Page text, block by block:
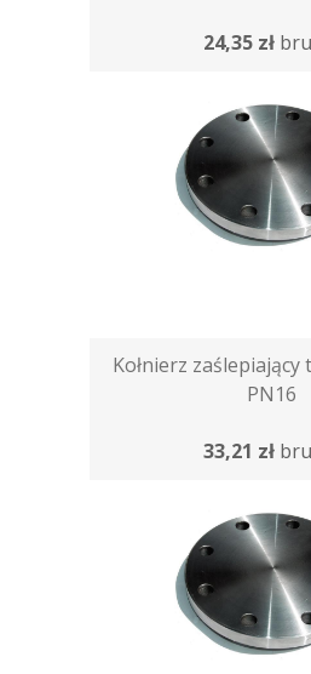
24,35 zł
Kołnierz zaślepiający
PN16
33,21 zł